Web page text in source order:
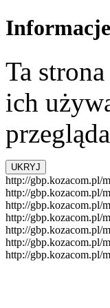
Ta
ich
http://gbp.kozacom.pl/
http://gbp.kozacom.pl/
http://gbp.kozacom.pl/
http://gbp.kozacom.pl/
http://gbp.kozacom.pl/
http://gbp.kozacom.pl/
http://gbp.kozacom.pl/